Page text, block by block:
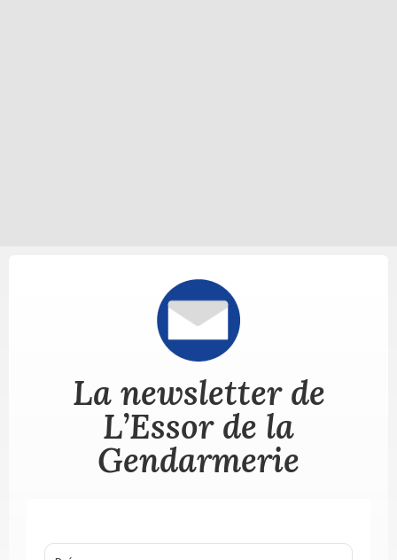
La newsletter de
L’Essor de la
Gendarmerie